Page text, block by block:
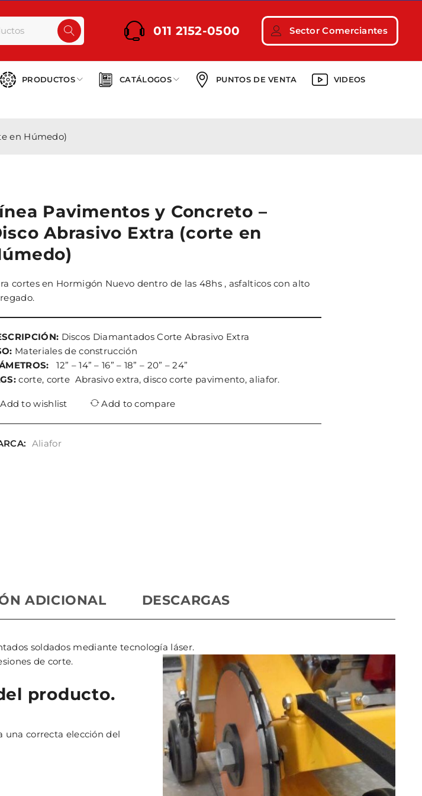
011 2152-0500 Sector Comerciantes
PRODUCTOS CATÁLOGOS PUNTOS DE VENTA VIDEOS
en Húmedo)
Pavimentos y Concreto –
Abrasivo Extra (corte en
cortes en Hormigón Nuevo dentro de las 48hs , asfalticos con alto
Discos Diamantados Corte Abrasivo Extra
Materiales de construcción
12” – 14” – 16” – 18” – 20” – 24”
corte, corte Abrasivo extra, disco corte pavimento, aliafor.
Add to wishlist Add to compare
Aliafor
ADICIONAL DESCARGAS
soldados mediante tecnología láser.
de corte.
producto.
una correcta elección del